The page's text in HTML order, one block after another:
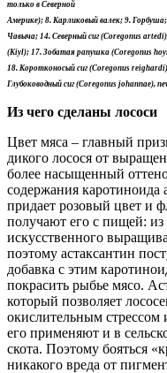
только в Северной
Америке); 8. Карликовый валек; 9.
Чавыча; 14. Северный сиг (Coregonus
(Kiyl); 17. Зобатая рапушка (Coregonus
18. Коротконосый сиг (Coregonus
Глубоководный сиг (Coregonus johannae),
Из чего сделаны лососи
Цвет мяса – главный
дикого лосося от
более насыщенный
содержания каротиноида
придает розовый цвет и
получают его с пищей: из
искусственного
поэтому астаксантин
добавка с этим
покрасить рыбье мясо.
который позволяет
окислительным стрессом
его применяют и в
скота. Поэтому бояться
никакого вреда от